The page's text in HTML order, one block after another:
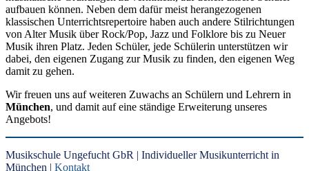
aufbauen können. Neben dem dafür meist herangezogenen
klassischen Unterrichtsrepertoire haben auch andere Stilrichtungen
von Alter Musik über Rock/Pop, Jazz und Folklore bis zu Neuer
Musik ihren Platz. Jeden Schüler, jede Schülerin unterstützen wir
dabei, den eigenen Zugang zur Musik zu finden, den eigenen Weg
damit zu gehen.
Wir freuen uns auf weiteren Zuwachs an Schülern und Lehrern in
München, und damit auf eine ständige Erweiterung unseres
Angebots!
Musikschule Ungefucht GbR | Individueller Musikunterricht in
München | Kontakt